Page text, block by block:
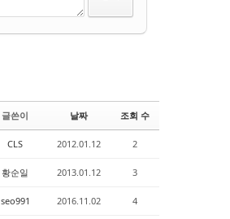
글쓴이 날짜 조회 수
CLS 2012.01.12 2
황순일 2013.01.12 3
seo991 2016.11.02 4